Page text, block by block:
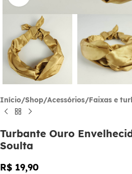
Início/Shop/Acessórios/Faixas e
Turbante Ouro
Soulta
R$ 19,90